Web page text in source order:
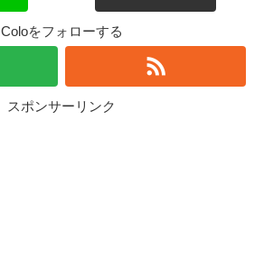
Coloをフォローする
スポンサーリンク